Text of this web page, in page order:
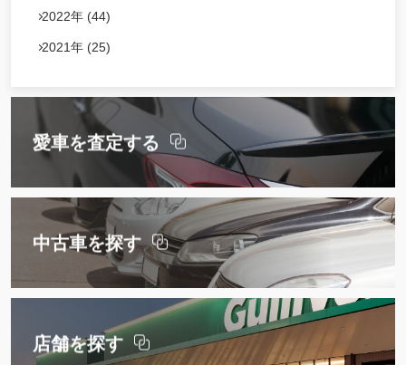
2022年 (44)
2021年 (25)
愛車を査定する
中古車を探す
店舗を探す